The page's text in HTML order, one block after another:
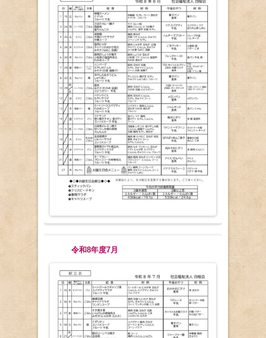
令和8年度7月